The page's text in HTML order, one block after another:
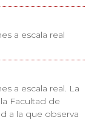
a escala real
a escala real. La
Facultad de
a la que observa